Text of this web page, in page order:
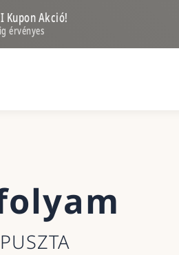
Kupon Akció!
érvényes